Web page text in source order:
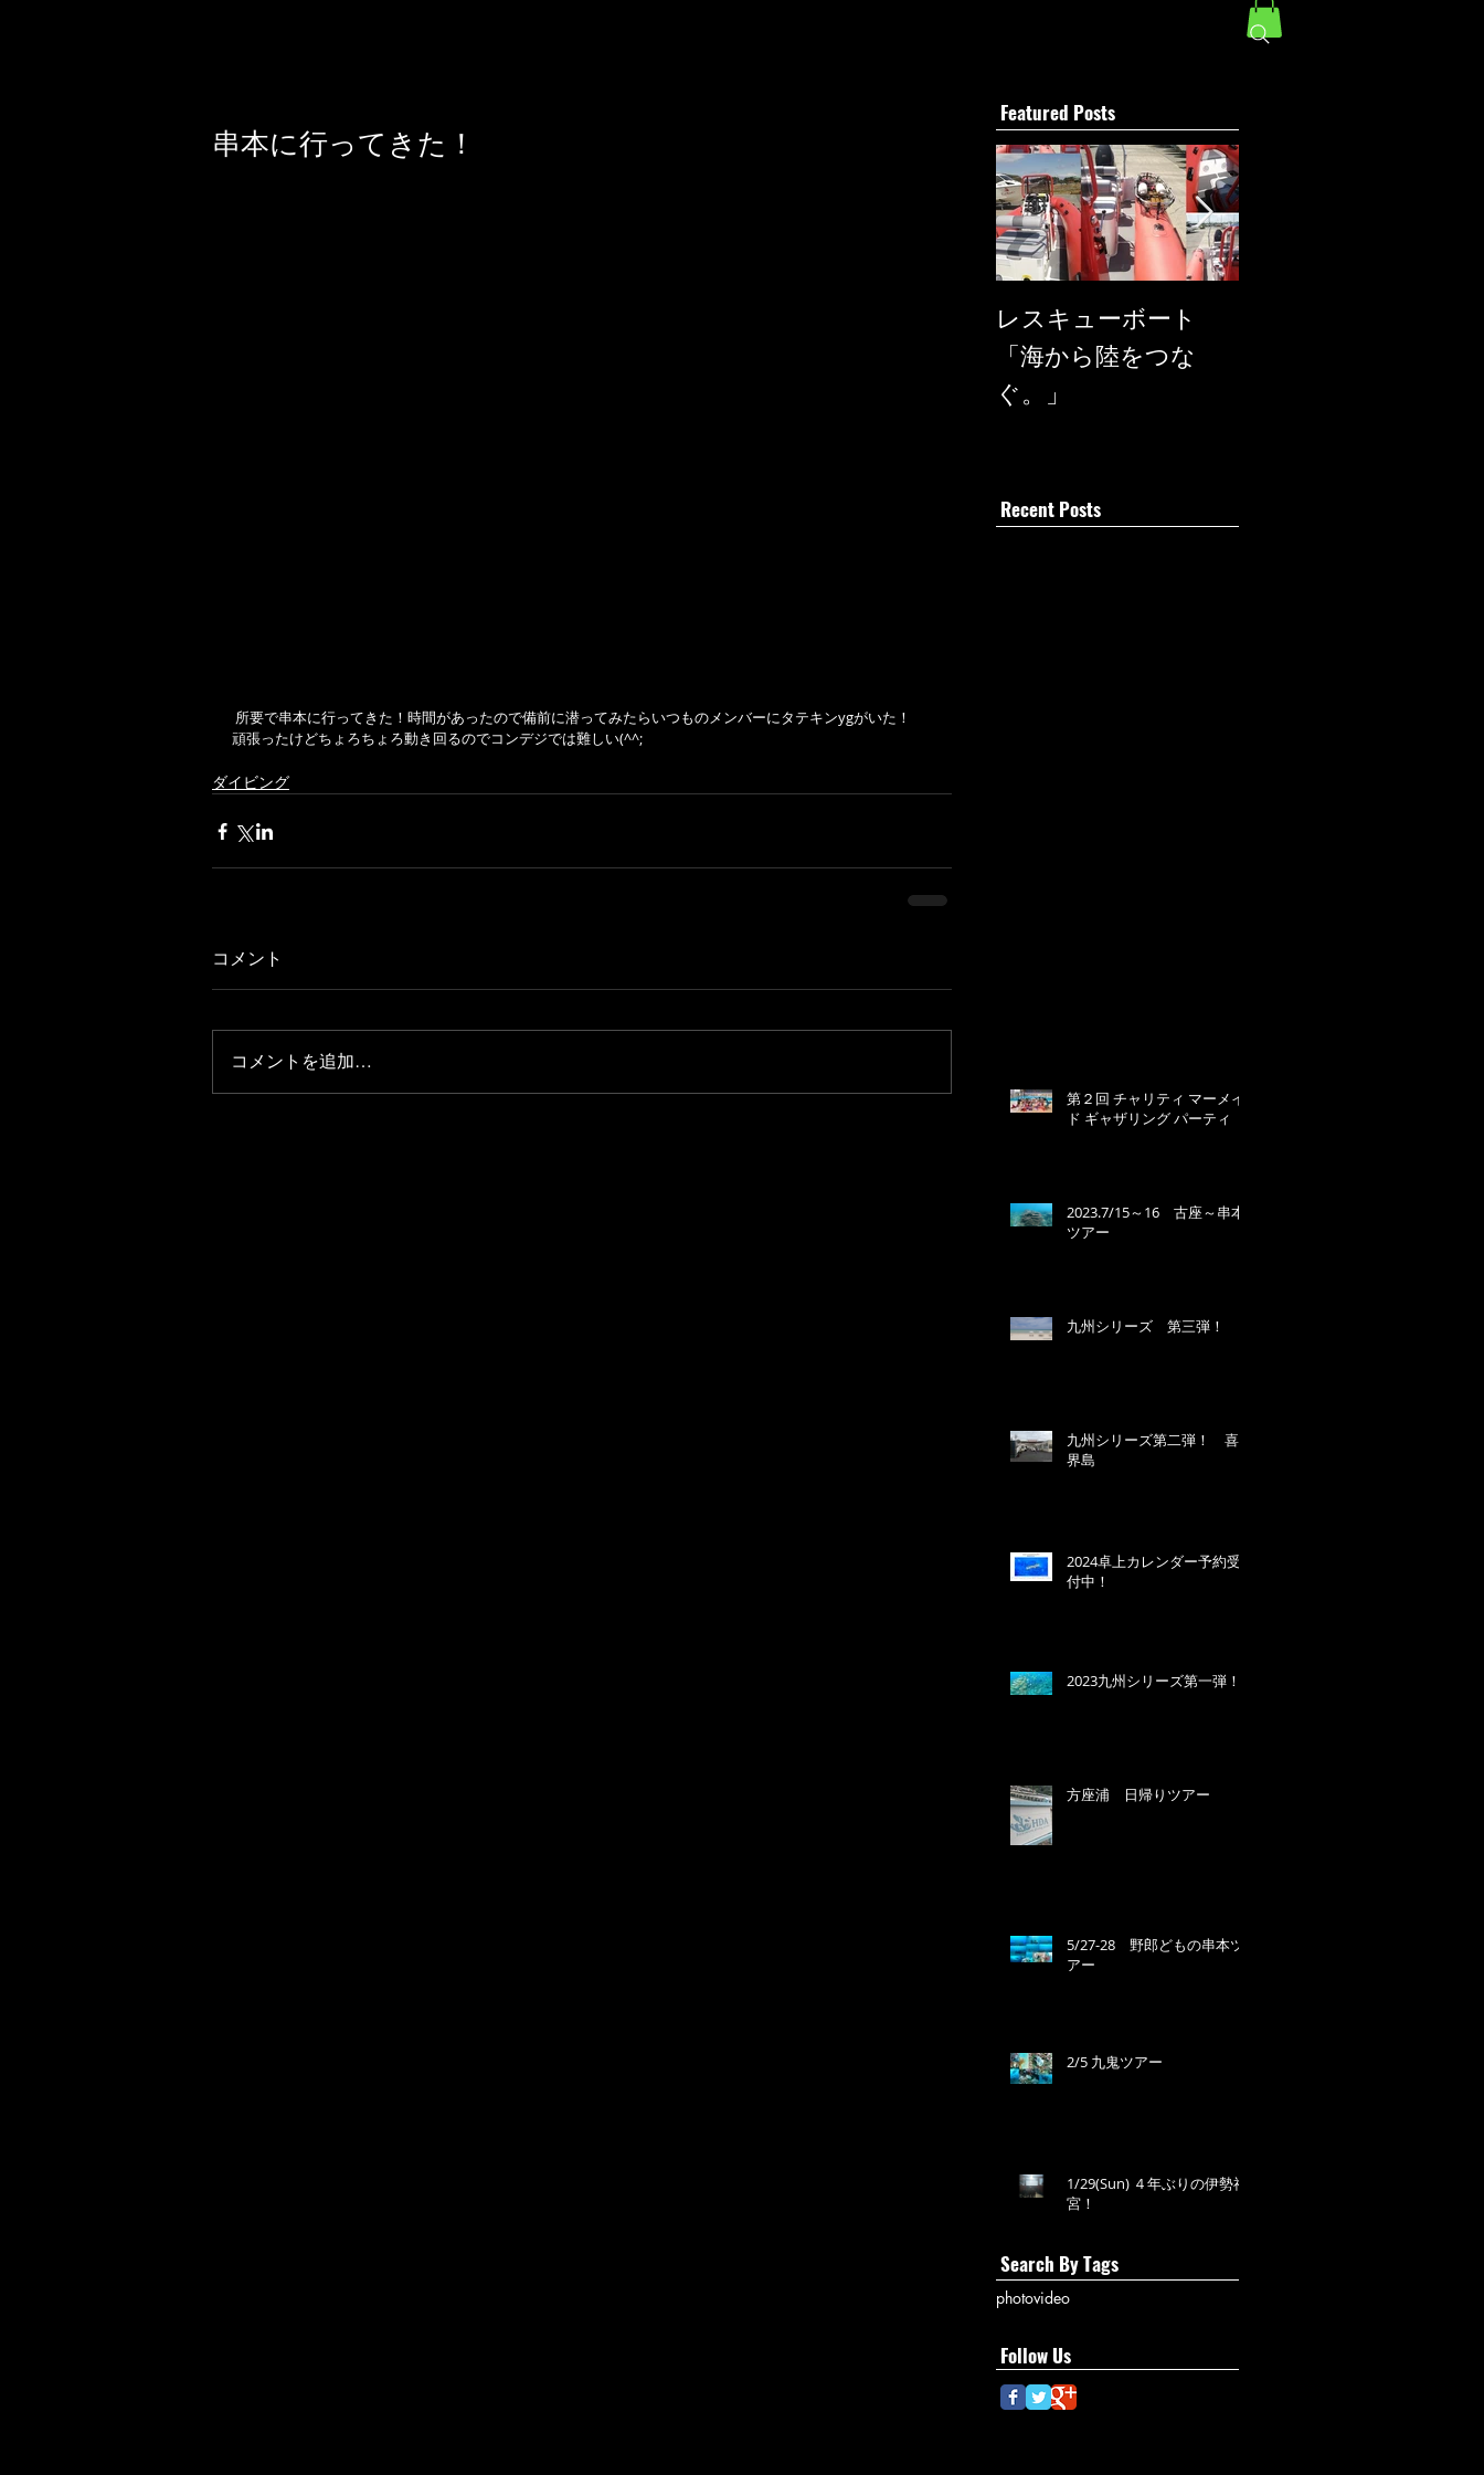
串本に行ってきた！
所要で串本に行ってきた！時間があったので備前に潜ってみたらいつものメンバーにタテキンygがいた！
頑張ったけどちょろちょろ動き回るのでコンデジでは難しい(^^;
ダイビング
コメント
コメントを追加…
Featured Posts
レスキューボート
「海から陸をつな
ぐ。」
Recent Posts
第２回 チャリティ マーメイ
ド ギャザリング パーティ
2023.7/15～16 古座～串本
ツアー
九州シリーズ 第三弾！
九州シリーズ第二弾！ 喜
界島
2024卓上カレンダー予約受
付中！
2023九州シリーズ第一弾！
方座浦 日帰りツアー
5/27-28 野郎どもの串本ツ
アー
2/5 九鬼ツアー
1/29(Sun) ４年ぶりの伊勢神
宮！
Search By Tags
photovideo
Follow Us